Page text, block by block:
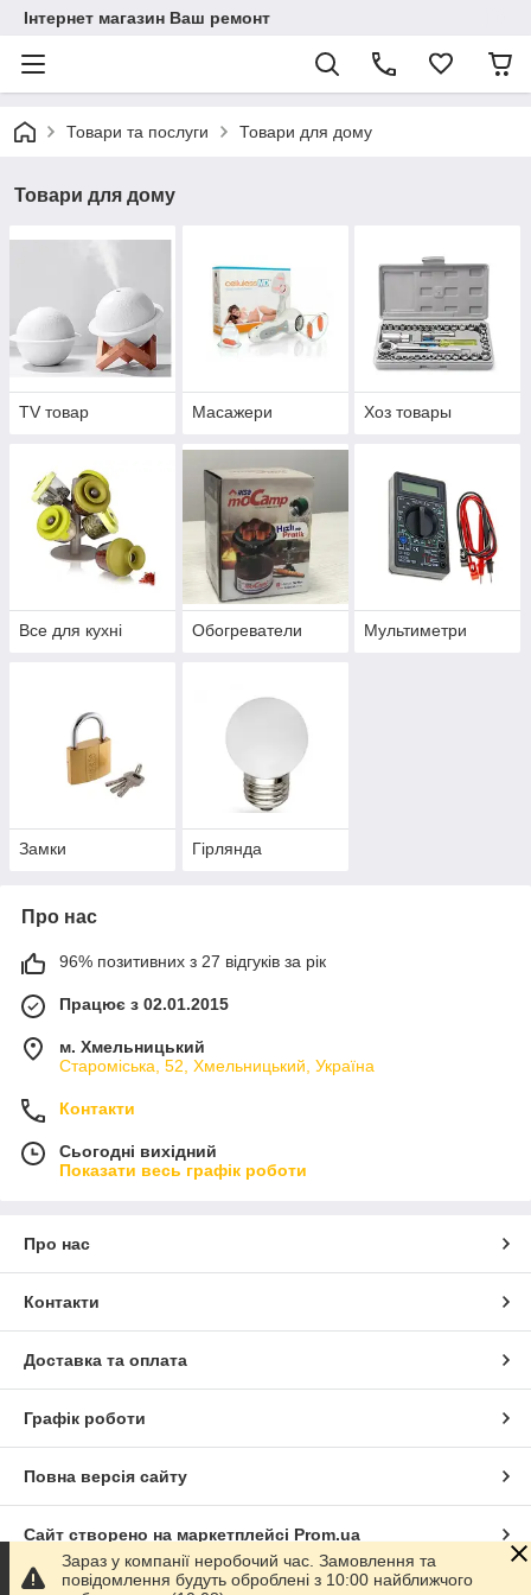
Інтернет магазин Ваш ремонт
Товари та послуги Товари для дому
Товари для дому
TV товар Масажери Хоз товары
Все для кухні Обогреватели Мультиметри
Замки Гірлянда
Про нас
96% позитивних з 27 відгуків за рік
Працює з 02.01.2015
м. Хмельницький
Староміська, 52, Хмельницький, Україна
Контакти
Сьогодні вихідний
Показати весь графік роботи
Про нас
Контакти
Доставка та оплата
Графік роботи
Повна версія сайту
Сайт створено на маркетплейсі Prom.ua
Зараз у компанії неробочий час. Замовлення та
повідомлення будуть оброблені з 10:00 найближчого